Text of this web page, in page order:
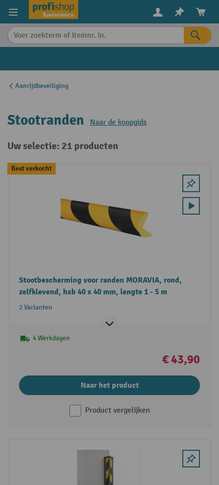
content
Aanrijdbeveiliging
Stootranden Naar de koopgids
Uw selectie: 21 producten
Best verkocht
Stootbescherming voor randen MORAVIA, rond,
zelfklevend, hxb 40 x 40 mm, lengte 1 - 5 m
2 Varianten
4 Werkdagen
€ 43,90
Naar het product
Product vergelijken